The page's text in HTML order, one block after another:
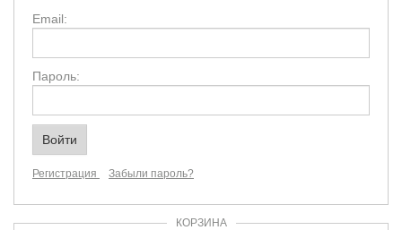
Email:
Пароль:
Регистрация Забыли пароль?
КОРЗИНА